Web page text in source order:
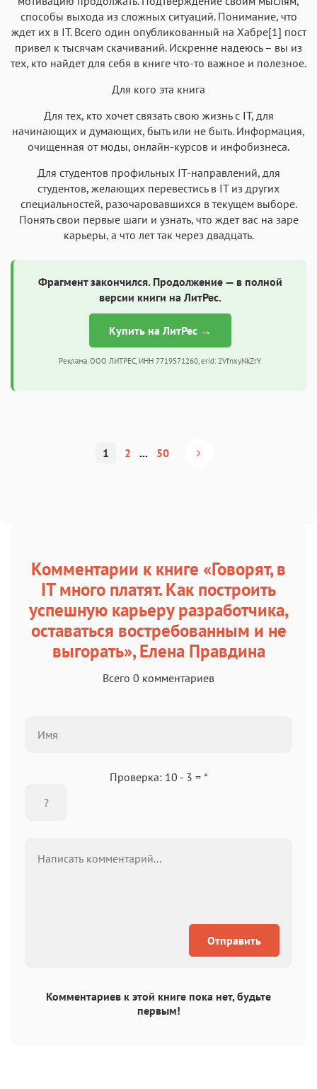
способы выхода из сложных ситуаций. Понимание, что
ждет их в IT. Всего один опубликованный на Хабре[1] пост
привел к тысячам скачиваний. Искренне надеюсь – вы из
тех, кто найдет для себя в книге что-то важное и полезное.
Для кого эта книга
Для тех, кто хочет связать свою жизнь с IT, для
начинающих и думающих, быть или не быть. Информация,
очищенная от моды, онлайн-курсов и инфобизнеса.
Для студентов профильных IT-направлений, для
студентов, желающих перевестись в IT из других
специальностей, разочаровавшихся в текущем выборе.
Понять свои первые шаги и узнать, что ждет вас на заре
карьеры, а что лет так через двадцать.
Фрагмент закончился. Продолжение — в полной
версии книги на ЛитРес.
Купить на ЛитРес →
Реклама. ООО ЛИТРЕС, ИНН 7719571260, erid: 2VfnxyNkZrY
1 2 ... 50
Комментарии к книге «Говорят, в
IT много платят. Как построить
успешную карьеру разработчика,
оставаться востребованным и не
выгорать», Елена Правдина
Всего 0 комментариев
Проверка: 10 - 3 = *
Отправить
Комментариев к этой книге пока нет, будьте
первым!